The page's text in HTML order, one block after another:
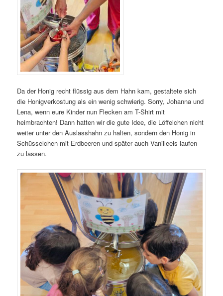
Da der Honig recht flüssig aus dem Hahn kam, gestaltete sich
die Honigverkostung als ein wenig schwierig. Sorry, Johanna und
Lena, wenn eure Kinder nun Flecken am T-Shirt mit
heimbrachten! Dann hatten wir die gute Idee, die Löffelchen nicht
weiter unter den Auslasshahn zu halten, sondern den Honig in
Schüsselchen mit Erdbeeren und später auch Vanilleeis laufen
zu lassen.